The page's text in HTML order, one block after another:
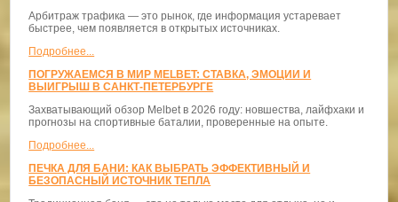
Арбитраж трафика — это рынок, где информация устаревает
быстрее, чем появляется в открытых источниках.
Подробнее...
ПОГРУЖАЕМСЯ В МИР MELBET: СТАВКА, ЭМОЦИИ И
ВЫИГРЫШ В САНКТ-ПЕТЕРБУРГЕ
Захватывающий обзор Melbet в 2026 году: новшества, лайфхаки и
прогнозы на спортивные баталии, проверенные на опыте.
Подробнее...
ПЕЧКА ДЛЯ БАНИ: КАК ВЫБРАТЬ ЭФФЕКТИВНЫЙ И
БЕЗОПАСНЫЙ ИСТОЧНИК ТЕПЛА